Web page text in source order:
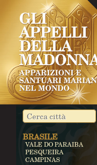
BRASILE
VALE DO PARAIBA
PESQUEIRA
CAMPINAS